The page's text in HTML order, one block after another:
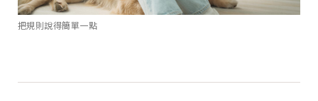
把規則說得簡單一點